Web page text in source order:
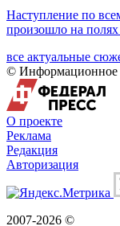
Наступление по
произошло на
все актуальные
© Информационное
О проекте
Реклама
Редакция
Авторизация
2007-2026 ©